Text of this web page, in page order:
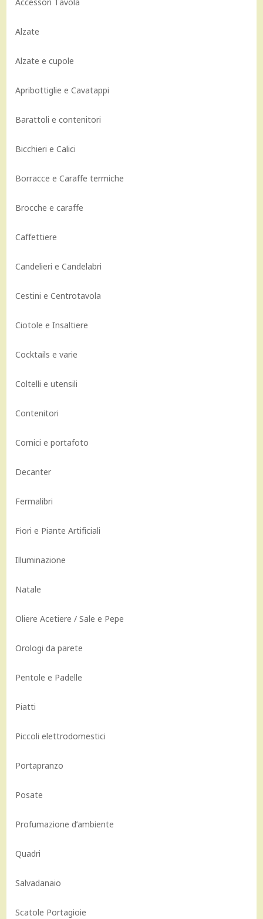
Alzate
Alzate e cupole
Apribottiglie e Cavatappi
Barattoli e contenitori
Bicchieri e Calici
Borracce e Caraffe termiche
Brocche e caraffe
Caffettiere
Candelieri e Candelabri
Cestini e Centrotavola
Ciotole e Insaltiere
Cocktails e varie
Coltelli e utensili
Contenitori
Cornici e portafoto
Decanter
Fermalibri
Fiori e Piante Artificiali
Illuminazione
Natale
Oliere Acetiere / Sale e Pepe
Orologi da parete
Pentole e Padelle
Piatti
Piccoli elettrodomestici
Portapranzo
Posate
Profumazione d’ambiente
Quadri
Salvadanaio
Scatole Portagioie